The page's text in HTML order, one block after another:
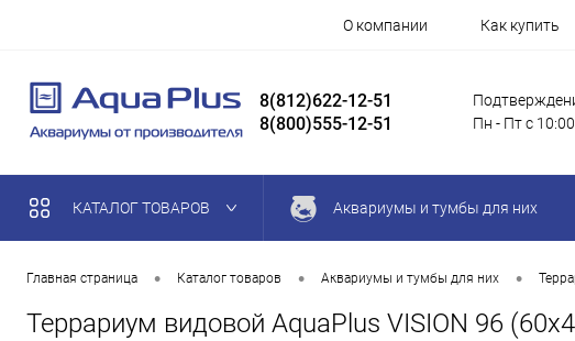
О компании Как купить
8(812)622-12-51
8(800)555-12-51
Пн - Пт с
КАТАЛОГ ТОВАРОВ Аквариумы и тумбы для них
Главная страница • Каталог товаров • Аквариумы и тумбы для них •
Террариум видовой AquaPlus VISION 96